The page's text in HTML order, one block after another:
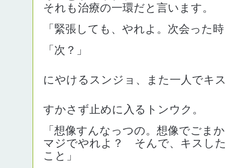
それも治療の一環だと言います。
「緊張しても、やれよ。次会った
「次？」
にやけるスンジョ、また一人でキ
すかさず止めに入るトンウク。
「想像すんなっつの。想像でごま
マジでやれよ？ そんで、キスし
こと」